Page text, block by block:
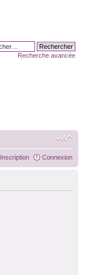
Recherche avancée
Inscription Connexion